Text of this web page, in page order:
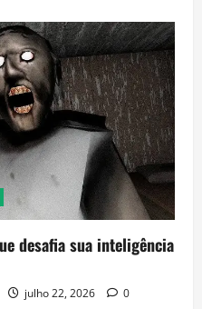
desafia sua inteligência
julho 22, 2026 0